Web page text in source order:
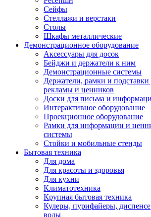
Сейфы
Стеллажи и верстаки
Столы
Шкафы металлические
Демонстрационное оборудование
Аксессуары для досок
Бейджи и держатели к ним
Демонстрационные системы
Держатели, рамки и
рекламы и ценников
Доски для письма и
Интерактивное оборудование
Проекционное оборудование
Рамки для информации и
системы
Стойки и мобильные стенды
Бытовая техника
Для дома
Для красоты и здоровья
Для кухни
Климатотехника
Крупная бытовая техника
Кулеры, пурифайеры,
воды